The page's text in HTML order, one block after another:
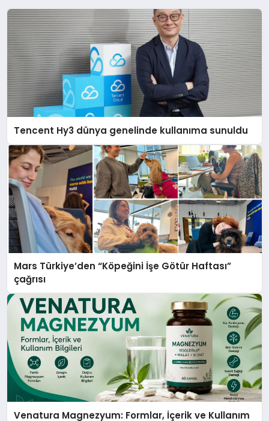
Tencent Hy3 dünya genelinde kullanıma sunuldu
Mars Türkiye’den “Köpeğini İşe Götür Haftası”
çağrısı
Venatura Magnezyum: Formlar, İçerik ve Kullanım